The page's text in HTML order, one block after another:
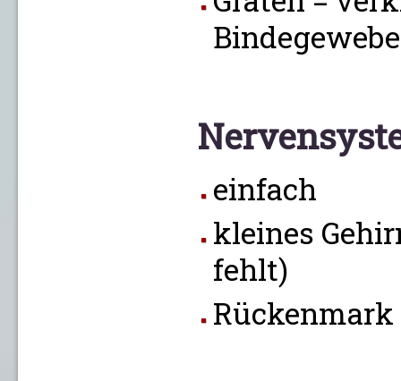
Bindegewebe
einfach
kleines
fehlt)
Rückenmark